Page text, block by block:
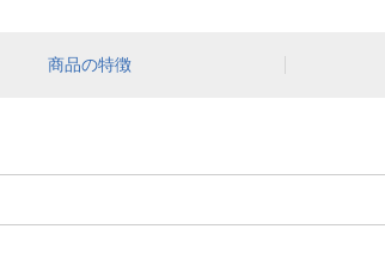
商品の特徴